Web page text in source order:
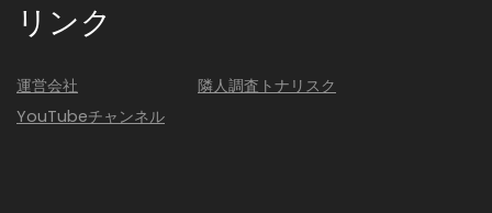
リンク
運営会社
YouTubeチャンネル
隣人調査トナリスク